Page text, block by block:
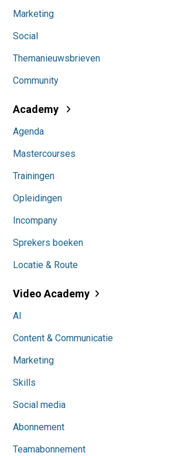
Marketing
Social
Themanieuwsbrieven
Community
Academy
Agenda
Mastercourses
Trainingen
Opleidingen
Incompany
Sprekers boeken
Locatie & Route
Video Academy
AI
Content & Communicatie
Marketing
Skills
Social media
Abonnement
Teamabonnement